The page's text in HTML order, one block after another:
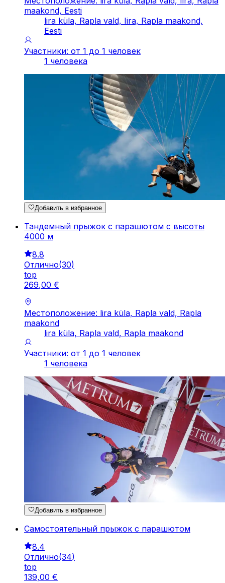
maakond, Eesti
lira küla, Rapla vald, Iira, Rapla maakond,
Eesti
Участники: от 1 до 1 человек
1 человека
Добавить в избранное
Тандемный прыжок с парашютом с высоты
4000 м
8.8
Отлично(30)
top
269,00 €
Местоположение: lira küla, Rapla vald, Rapla
maakond
lira küla, Rapla vald, Rapla maakond
Участники: от 1 до 1 человек
1 человека
Добавить в избранное
Самостоятельный прыжок с парашютом
8.4
Отлично(34)
top
139,00 €